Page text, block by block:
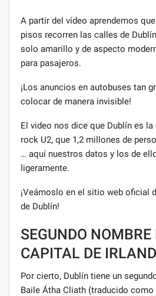
A partir del vídeo aprendemos
pisos recorren las calles de
solo amarillo y de aspecto
para pasajeros.
¡Los anuncios en autobuses tan
colocar de manera invisible!
El video nos dice que Dublín es la
rock U2, que 1,2 millones de
… aquí nuestros datos y los de
ligeramente.
¡Veámoslo en el sitio web oficial
de Dublín!
SEGUNDO NOMBRE
CAPITAL DE
Por cierto, Dublín tiene un
Baile Átha Cliath (traducido